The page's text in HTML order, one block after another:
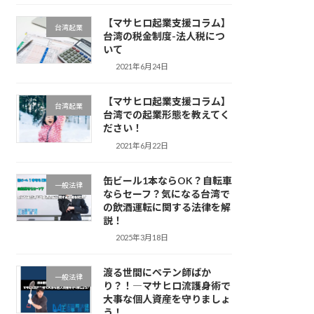
台湾起業
【マサヒロ起業支援コラム】
台湾の税金制度-法人税につ
いて
2021年6月24日
台湾起業
【マサヒロ起業支援コラム】
台湾での起業形態を教えてく
ださい！
2021年6月22日
一般法律
缶ビール1本ならOK？自転車
ならセーフ？気になる台湾で
の飲酒運転に関する法律を解
説！
2025年3月18日
一般法律
渡る世間にペテン師ばか
り？！―マサヒロ流護身術で
大事な個人資産を守りましょ